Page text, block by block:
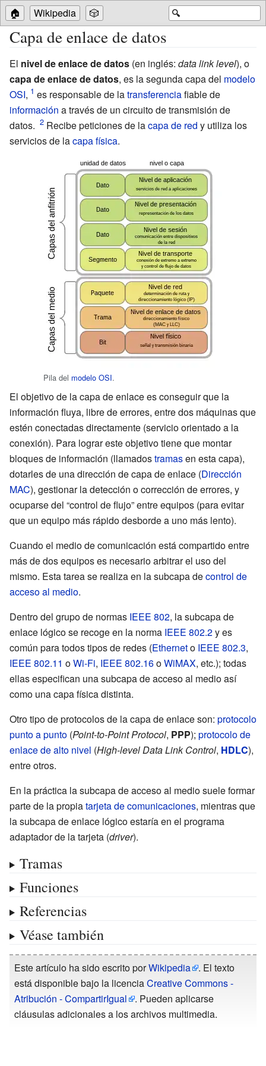
🔍
🏠 Wikipedia 🎲
Capa de enlace de datos
El nivel de enlace de datos (en inglés: data link level), o
capa de enlace de datos, es la segunda capa del modelo
OSI, es responsable de latransferenciafiable de
información a través de un circuito de transmisión de
datos.
Recibe peticiones de lacapa de red y utiliza los
servicios de lacapa física.
Pila del modelo OSI.
El objetivo de la capa de enlace es conseguir que la
información fluya, libre de errores, entre dos máquinas que
estén conectadas directamente (servicio orientado a la
conexión). Para lograr este objetivo tiene que montar
bloques de información (llamadostramasen esta capa),
dotarles de una dirección de capa de enlace (Dirección
MAC), gestionar la detección o corrección de errores, y
ocuparse del “control de flujo” entre equipos (para evitar
que un equipo más rápido desborde a uno más lento).
Cuando el medio de comunicación está compartido entre
más de dos equipos es necesario arbitrar el uso del
mismo. Esta tarea se realiza en la subcapa decontrol de
acceso al medio.
Dentro del grupo de normas IEEE 802, la subcapa de
enlace lógico se recoge en la norma IEEE 802.2y es
común para todos tipos de redes (Etherneto IEEE 802.3,
IEEE 802.11 oWi-Fi, IEEE 802.16oWiMAX, etc.); todas
ellas especifican una subcapa de acceso al medio así
como una capa física distinta.
Otro tipo de protocolos de la capa de enlace son: protocolo
punto a punto (Point-to-Point Protocol, PPP); protocolo de
enlace de alto nivel (High-level Data Link Control, HDLC),
entre otros.
En la práctica la subcapa de acceso al medio suele formar
parte de la propiatarjeta de comunicaciones, mientras que
la subcapa de enlace lógico estaría en el programa
adaptador de la tarjeta (driver).
Tramas
Funciones
Referencias
Véase también
Este artículo ha sido escrito porWikipedia
. El texto
está disponible bajo la licenciaCreative Commons -
Atribución - CompartirIgual
. Pueden aplicarse
cláusulas adicionales a los archivos multimedia.